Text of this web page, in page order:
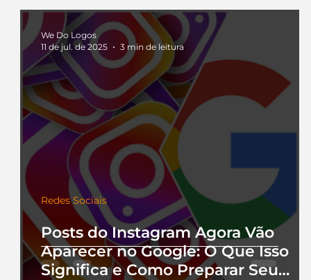
Posts do Instagram Agora Vão
Aparecer no Google: O Que Isso
Significa e Como Preparar Seu
Redes Sociais
We Do Logos
11 de jul. de 2025
3 min de leitura